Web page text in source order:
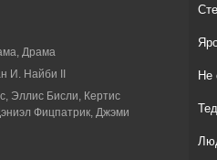
Драма
И. Найби II
Эллис Бисли, Кертис
Фицпатрик, Джэми
Не